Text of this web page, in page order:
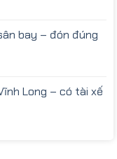
bay – đón đúng
Long – có tài xế